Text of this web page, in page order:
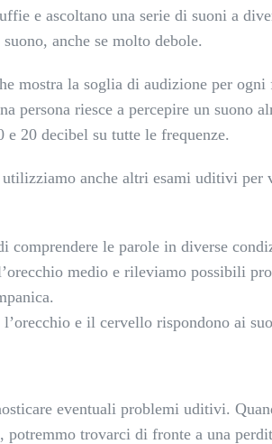
e ascoltano una serie di suoni a
anche se molto debole.
mostra la soglia di audizione per ogni
persona riesce a percepire un suono
20 decibel su tutte le frequenze.
anche altri esami uditivi per
comprendere le parole in diverse
medio e rileviamo possibili
e il cervello rispondono ai
eventuali problemi uditivi.
trovarci di fronte a una